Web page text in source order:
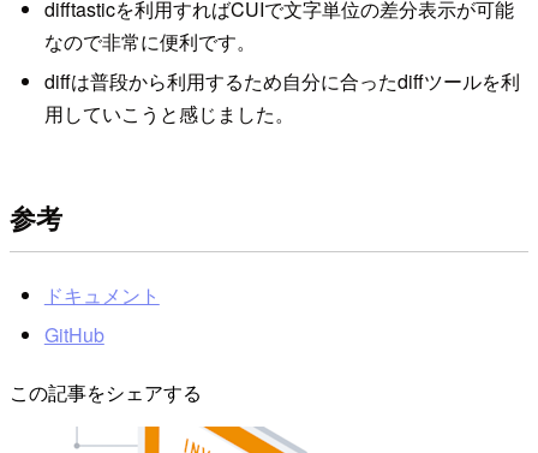
difftasticを利用すればCUIで文字単位の差分表示が可能
なので非常に便利です。
diffは普段から利用するため自分に合ったdiffツールを利
用していこうと感じました。
参考
ドキュメント
GitHub
この記事をシェアする